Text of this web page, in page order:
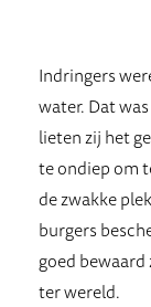
Indringers
water. Dat
lieten zij het
te ondiep om
de zwakke
burgers
goed bewaard
ter wereld.